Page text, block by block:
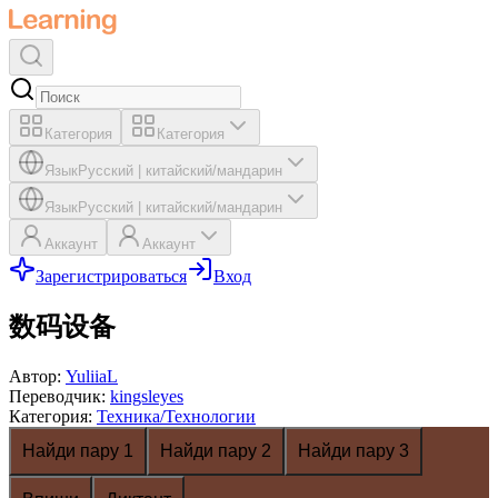
Категория Категория
ЯзыкРусский китайский/мандарин
ЯзыкРусский китайский/мандарин
Аккаунт Аккаунт
Зарегистрироваться Вход
数码设备
Автор: YuliiaL
Переводчик: kingsleyes
Категория: Техника/Технологии
Найди пару 1
Найди пару 2 Найди пару 3